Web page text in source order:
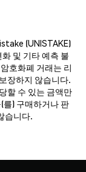
(UNISTAKE)
및 기타 예측 불
호화폐 거래는 리
장하지 않습니다.
할 수 있는 금액만
) 구매하거나 판
습니다.